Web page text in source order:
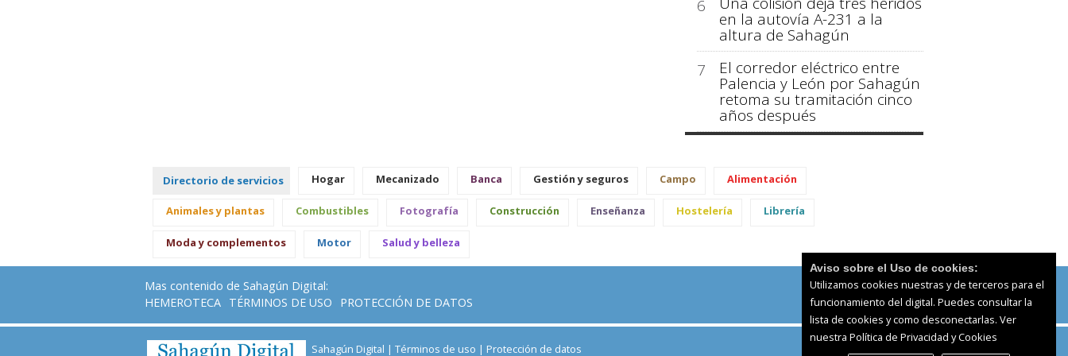
6
en la autovía A-231 a la
altura de Sahagún
7
El corredor eléctrico entre
Palencia y León por Sahagún
retoma su tramitación cinco
años después
Directorio de servicios Hogar Mecanizado Banca Gestión y seguros Campo Alimentación
Animales y plantas Combustibles Fotografía Construcción Enseñanza Hostelería Librería
Moda y complementos Motor Salud y belleza
Mas contenido de Sahagún Digital:
HEMEROTECA TÉRMINOS DE USO PROTECCIÓN DE DATOS
Sahagún Digital | Términos de uso | Protección de datos
Aviso sobre el Uso de cookies:
Utilizamos cookies nuestras y de terceros para el
funcionamiento del digital. Puedes consultar la
lista de cookies y como desconectarlas. Ver
nuestra Política de Privacidad y Cookies